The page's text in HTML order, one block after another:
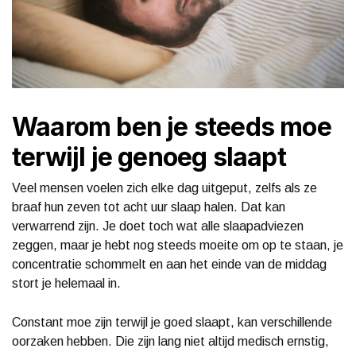
Waarom ben je steeds moe
terwijl je genoeg slaapt
Veel mensen voelen zich elke dag uitgeput, zelfs als ze
braaf hun zeven tot acht uur slaap halen. Dat kan
verwarrend zijn. Je doet toch wat alle slaapadviezen
zeggen, maar je hebt nog steeds moeite om op te staan, je
concentratie schommelt en aan het einde van de middag
stort je helemaal in.
Constant moe zijn terwijl je goed slaapt, kan verschillende
oorzaken hebben. Die zijn lang niet altijd medisch ernstig,